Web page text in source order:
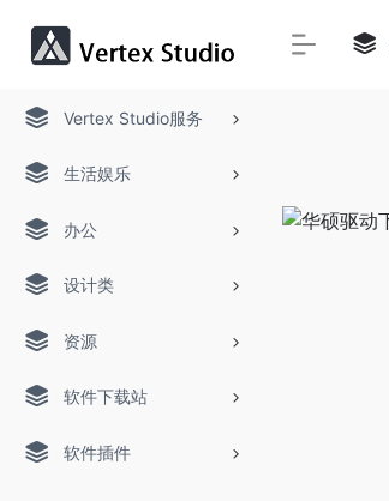
Vertex Studio服务
生活娱乐
办公
设计类
资源
软件下载站
软件插件